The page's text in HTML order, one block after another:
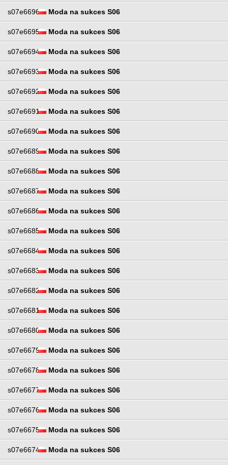
s07e6696 Moda na sukces S06
s07e6695 Moda na sukces S06
s07e6694 Moda na sukces S06
s07e6693 Moda na sukces S06
s07e6692 Moda na sukces S06
s07e6691 Moda na sukces S06
s07e6690 Moda na sukces S06
s07e6689 Moda na sukces S06
s07e6688 Moda na sukces S06
s07e6687 Moda na sukces S06
s07e6686 Moda na sukces S06
s07e6685 Moda na sukces S06
s07e6684 Moda na sukces S06
s07e6683 Moda na sukces S06
s07e6682 Moda na sukces S06
s07e6681 Moda na sukces S06
s07e6680 Moda na sukces S06
s07e6679 Moda na sukces S06
s07e6678 Moda na sukces S06
s07e6677 Moda na sukces S06
s07e6676 Moda na sukces S06
s07e6675 Moda na sukces S06
s07e6674 Moda na sukces S06